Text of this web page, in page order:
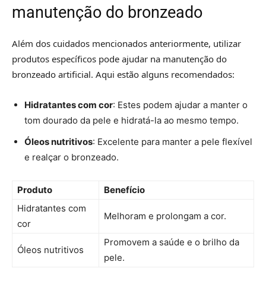
manutenção do bronzeado
Além dos cuidados mencionados anteriormente, utilizar
produtos específicos pode ajudar na manutenção do
bronzeado artificial. Aqui estão alguns recomendados:
Hidratantes com cor: Estes podem ajudar a manter o
tom dourado da pele e hidratá-la ao mesmo tempo.
Óleos nutritivos: Excelente para manter a pele flexível
e realçar o bronzeado.
Produto
Benefício
Hidratantes com
cor
Melhoram e prolongam a cor.
Óleos nutritivos
Promovem a saúde e o brilho da
pele.